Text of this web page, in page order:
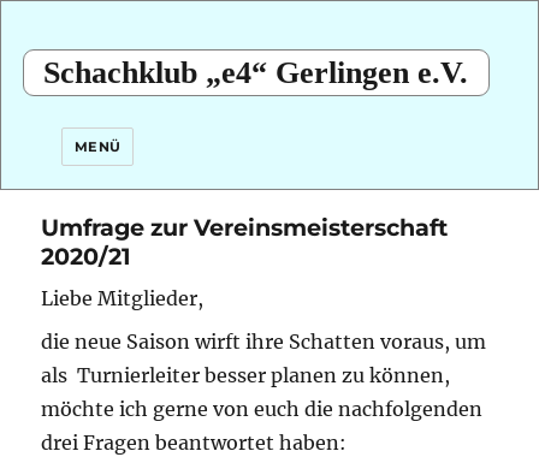
Schachklub „e4“ Gerlingen e.V.
MENÜ
Umfrage zur Vereinsmeisterschaft
2020/21
Liebe Mitglieder,
die neue Saison wirft ihre Schatten voraus,um
als Turnierleiter besser planen zu können,
möchte ich gerne von euch die nachfolgenden
drei Fragen beantwortet haben: